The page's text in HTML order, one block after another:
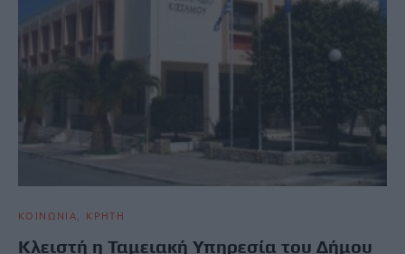
ΚΟΙΝΩΝΙΑ ΚΡΗΤΗ
Κλειστή η Ταμειακή Υπηρεσία του Δήμου